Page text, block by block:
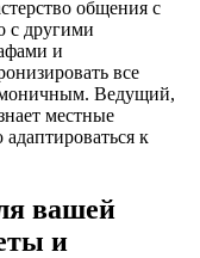
общения с
с другими
и
все
Ведущий,
местные
адаптироваться к
вашей
и